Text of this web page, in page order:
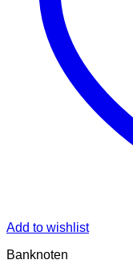
Add to wishlist
Banknoten